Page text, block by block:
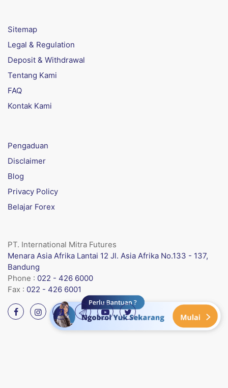
Sitemap
Legal & Regulation
Deposit & Withdrawal
Tentang Kami
FAQ
Kontak Kami
Pengaduan
Disclaimer
Blog
Privacy Policy
Belajar Forex
PT. International Mitra Futures
Menara Asia Afrika Lantai 12 Jl. Asia Afrika No.133 - 137,
Bandung
Phone : 022 - 426 6000
Fax : 022 - 426 6001